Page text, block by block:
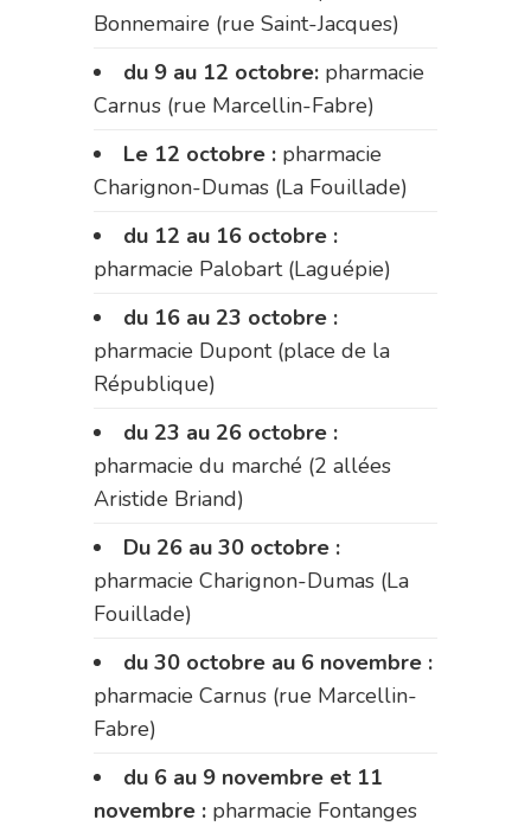
Bonnemaire (rue Saint-Jacques)
du 9 au 12 octobre: pharmacie
Carnus (rue Marcellin-Fabre)
Le 12 octobre : pharmacie
Charignon-Dumas (La Fouillade)
du 12 au 16 octobre :
pharmacie Palobart (Laguépie)
du 16 au 23 octobre :
pharmacie Dupont (place de la
République)
du 23 au 26 octobre :
pharmacie du marché (2 allées
Aristide Briand)
Du 26 au 30 octobre :
pharmacie Charignon-Dumas (La
Fouillade)
du 30 octobre au 6 novembre :
pharmacie Carnus (rue Marcellin-
Fabre)
du 6 au 9 novembre et 11
novembre : pharmacie Fontanges